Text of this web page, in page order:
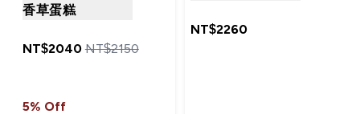
香草蛋糕
NT$2040‎NT$2150‎
5% Off
NT$2260‎